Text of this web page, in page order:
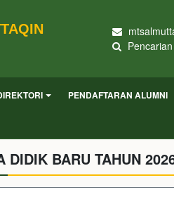
Pencarian
PENDAFTARAN ALUMNI
DIDIK BARU TAHUN